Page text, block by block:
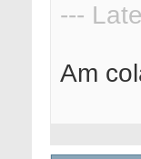
---
Am